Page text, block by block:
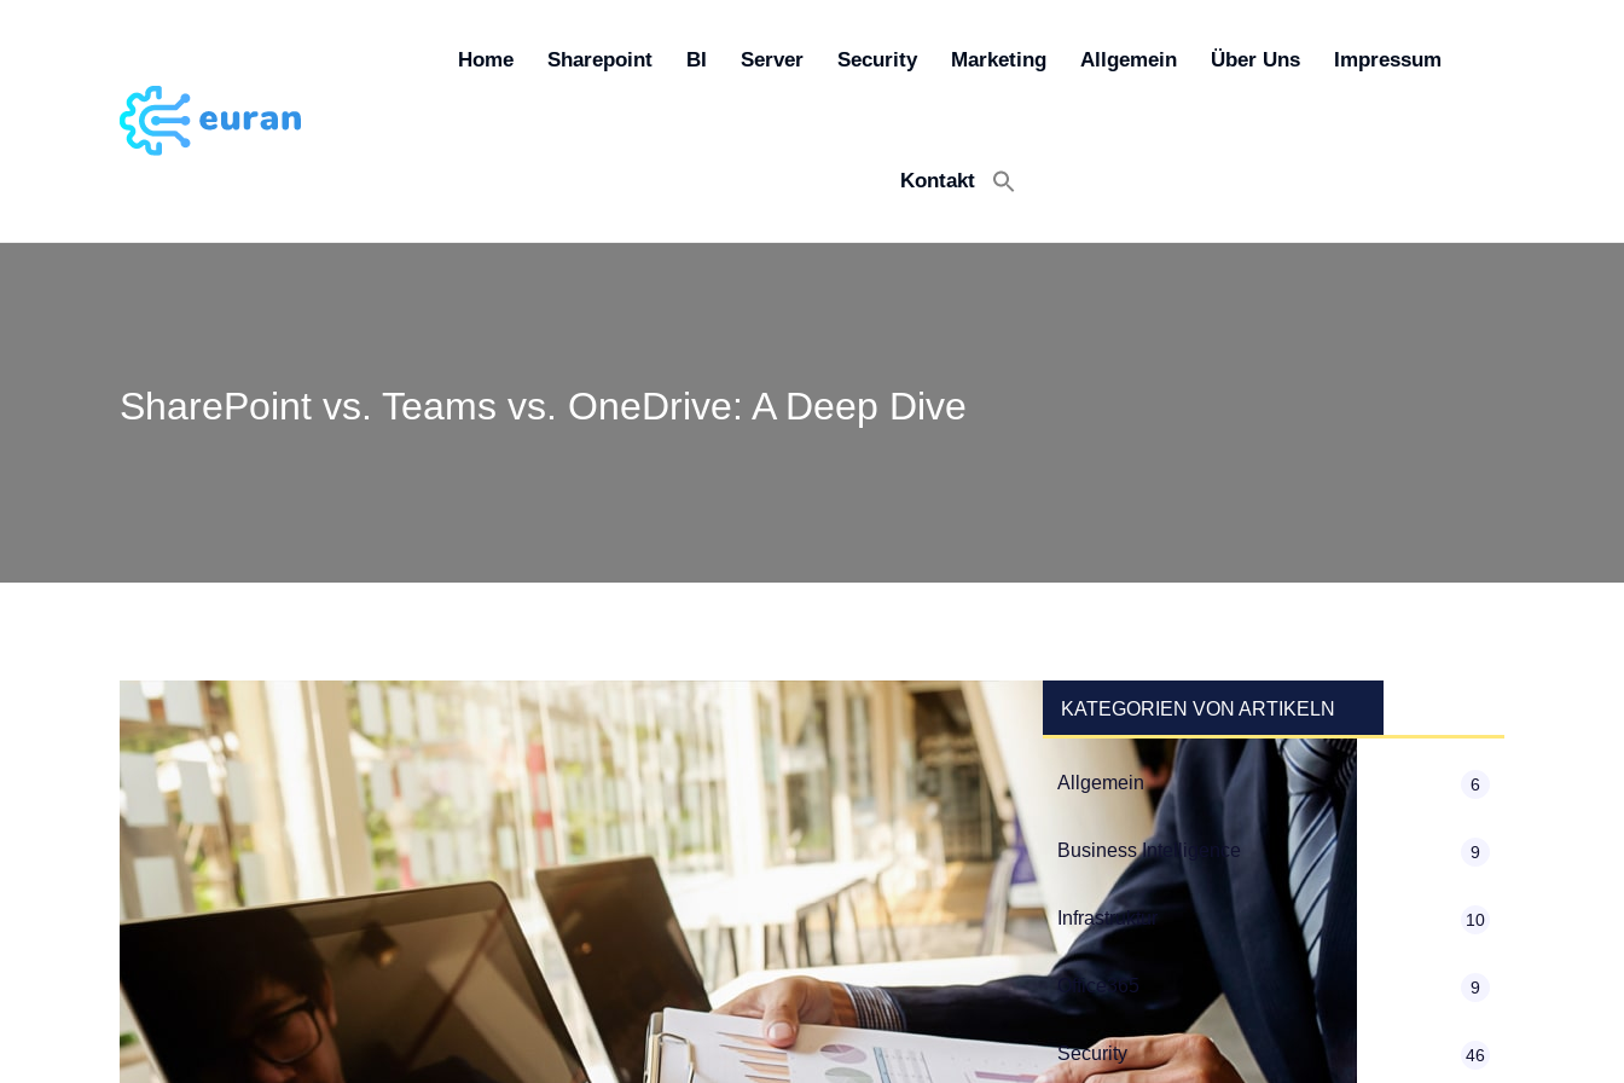
Home Sharepoint BI Server Security Marketing Allgemein Über Uns Impressum
Kontakt
SharePoint vs. Teams vs. OneDrive: A Deep Dive
KATEGORIEN VON ARTIKELN
Allgemein 6
Business Intelligence 9
Infrastruktur 10
Office365 9
Security 46